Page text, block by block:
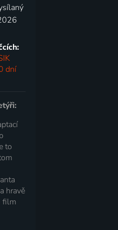
dní
to
hravě
film